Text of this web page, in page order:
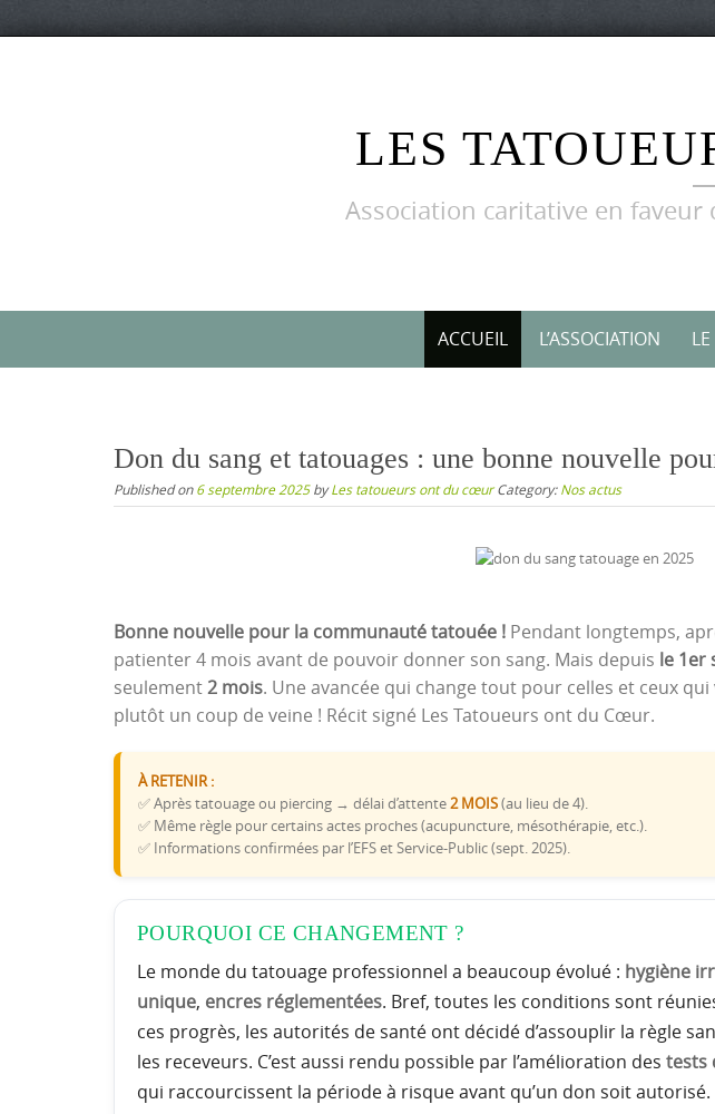
LES
Association caritative en
ACCUEIL L’ASSOCIATION
Don du sang et tatouages : une bonne nouvelle
Published on6 septembre 2025byLes tatoueurs ont du cœurCategory: Nos actus
Bonne nouvelle pour la communauté tatouée ! Pendant longtemps,
patienter 4 mois avant de pouvoir donner son sang. Mais depuis le 1er
seulement2 mois. Une avancée qui change tout pour celles et ceux
plutôt un coup de veine ! Récit signé Les Tatoueurs ont du Cœur.
À RETENIR :
✅ Après tatouage ou piercing → délai d’attente2 MOIS(au lieu de 4).
✅ Même règle pour certains actes proches (acupuncture, mésothérapie, etc.).
✅ Informations confirmées par l’EFS et Service-Public (sept. 2025).
POURQUOI CE CHANGEMENT ?
Le monde du tatouage professionnel a beaucoup évolué : hygiène
unique, encres réglementées. Bref, toutes les conditions sont
ces progrès, les autorités de santé ont décidé d’assouplir la règle
les receveurs. C’est aussi rendu possible par l’amélioration des tests
qui raccourcissent la période à risque avant qu’un don soit autorisé.